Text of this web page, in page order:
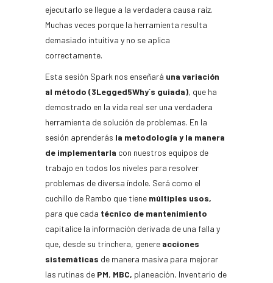
ejecutarlo se llegue a la verdadera causa raíz.
Muchas veces porque la herramienta resulta
demasiado intuitiva y no se aplica
correctamente.
Esta sesión Spark nos enseñará una variación
al método (3Legged5Why´s guiada), que ha
demostrado en la vida real ser una verdadera
herramienta de solución de problemas. En la
sesión aprenderás la metodología y la manera
de implementarla con nuestros equipos de
trabajo en todos los niveles para resolver
problemas de diversa índole. Será como el
cuchillo de Rambo que tiene múltiples usos,
para que cada técnico de mantenimiento
capitalice la información derivada de una falla y
que, desde su trinchera, genere acciones
sistemáticas de manera masiva para mejorar
las rutinas de PM, MBC, planeación, Inventario de